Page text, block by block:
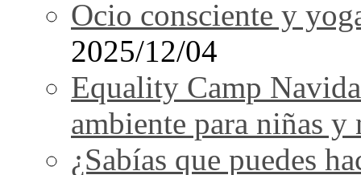
Ocio consciente y
2025/12/04
Equality Camp
ambiente para niñas y
¿Sabías que puedes